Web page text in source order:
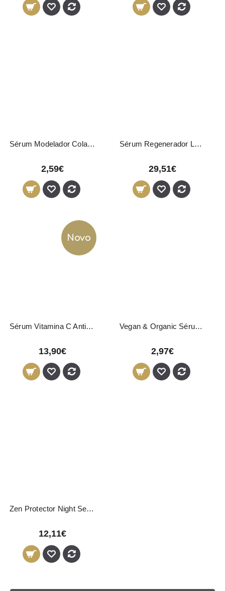
Sérum Modelador Colagénio Revuele 35ml
2,59€
Sérum Regenerador LONGEVITY LeviSsime 50ml
29,51€
Novo
Sérum Vitamina C Antioxidante Levissime Vita C Splendor 50ml | Ácido Ferúlico + Niacinamida
13,90€
Vegan & Organic Sérum Hidratante 30ml
2,97€
Zen Protector Night Serum LevisSime 50ml
12,11€